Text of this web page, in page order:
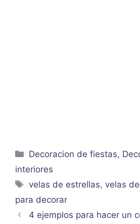
Categorías
Decoracion de fiestas,
interiores
Etiquetas
velas de estrellas,velas
para decorar
4 ejemplos para hacer un